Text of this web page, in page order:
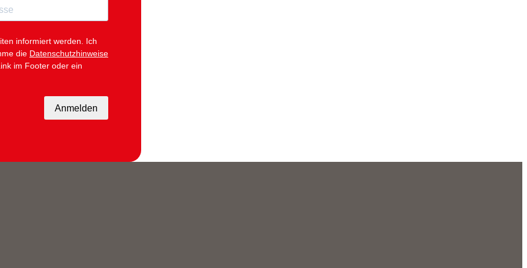
informiert werden. Ich
die Datenschutzhinweise
im Footer oder ein
Anmelden